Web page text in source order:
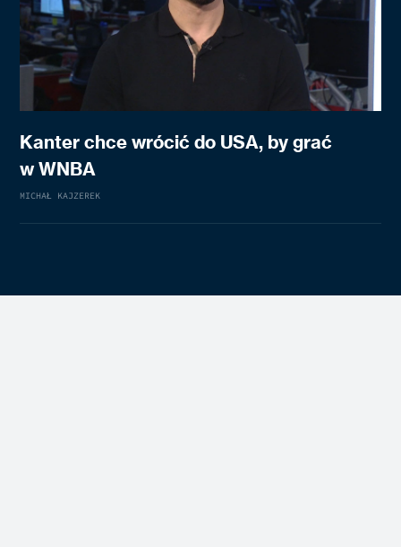
Kanter chce wrócić do USA, by grać
w WNBA
MICHAŁ KAJZEREK